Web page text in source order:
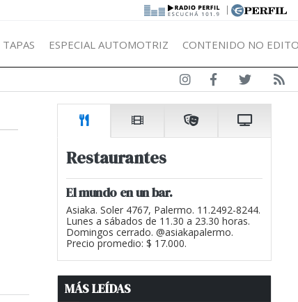
|
TAPAS ESPECIAL AUTOMOTRIZ CONTENIDO NO
Restaurantes
El mundo en un bar.
Asiaka. Soler 4767, Palermo. 11.2492-8244.
Lunes a sábados de 11.30 a 23.30 horas.
Domingos cerrado. @asiakapalermo.
Precio promedio: $ 17.000.
MÁS LEÍDAS